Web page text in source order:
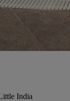
India